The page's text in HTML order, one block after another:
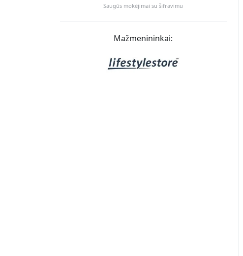
Saugūs mokėjimai su šifravimu
Mažmenininkai: